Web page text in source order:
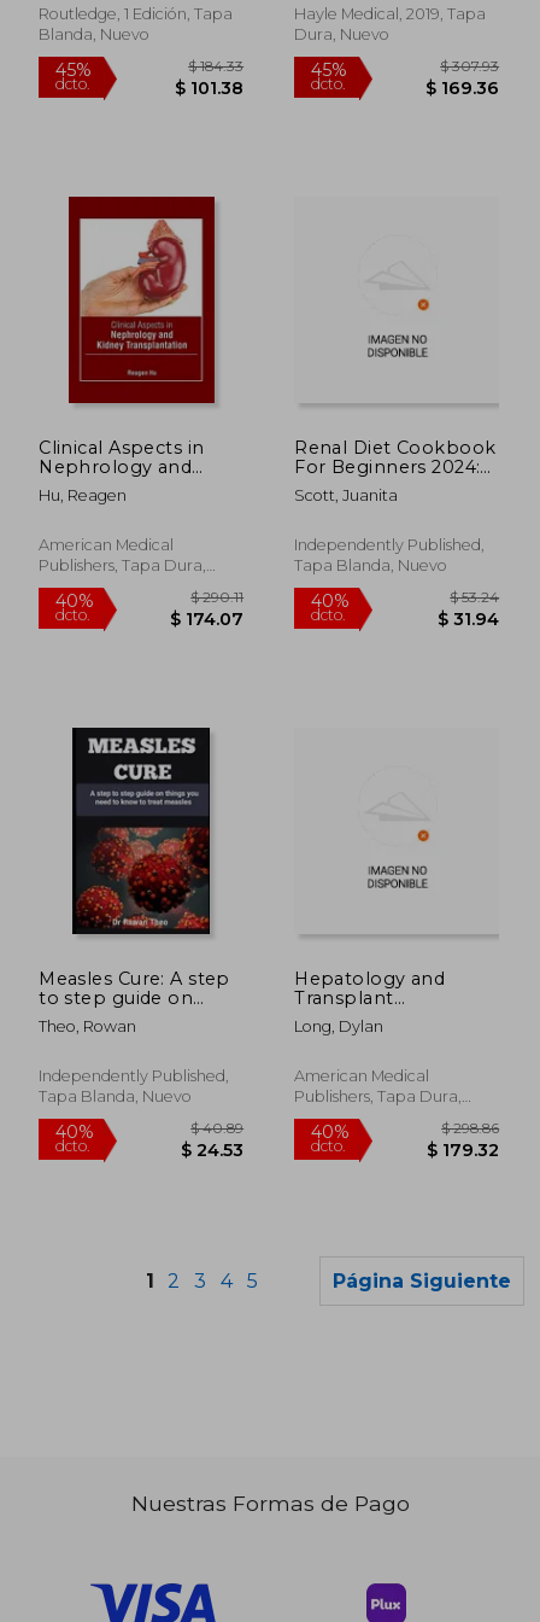
45%
dcto. $ 148.80
45%
dcto.
45% 45%
Routledge, 1 Edición, Tapa
Blanda, Nuevo
$ 184.33
Hayle Medical, 2019, Tapa
Dura, Nuevo
45%
Clinical Aspects in
Nephrology and
Kidney
Transplantation (en
Hu, Reagen
American Medical
Publishers, Tapa Dura,
Nuevo
Renal Diet Cookbook
For Beginners 2024:
The Complete Guide
With 1900 Days of
Potassium, Sodium
and Phosphorus
Stag (en Inglés)
Scott, Juanita
Independently Published,
Tapa Blanda, Nuevo
Measles Cure: A step
to step guide on
things you need to
know to treat
Theo, Rowan
Independently Published,
Tapa Blanda, Nuevo
Hepatology and
Transplant
Hepatology: A Case-
Based Approach (en
Long, Dylan
American Medical
Publishers, Tapa Dura,
Nuevo
1 2 3 4 5 Página Siguiente
Nuestras Formas de Pago